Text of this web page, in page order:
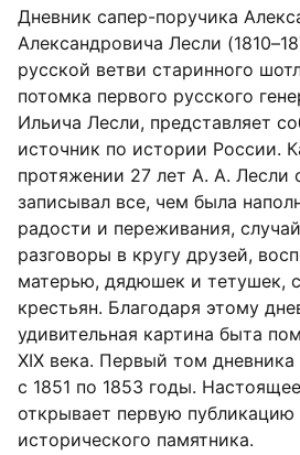
Дневник сапер-поручика
Александровича Лесли
русской ветви старинного
потомка первого русского
Ильича Лесли, представляет
источник по истории России.
протяжении 27 лет А. А. Лесли
записывал все, чем была
радости и переживания,
разговоры в кругу друзей,
матерью, дядюшек и тетушек,
крестьян. Благодаря этому
удивительная картина быта
XIX века. Первый том
с 1851 по 1853 годы.
открывает первую
исторического памятника.